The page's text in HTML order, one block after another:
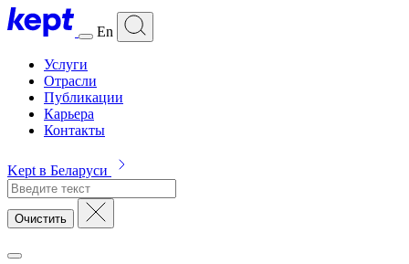
En
Услуги
Отрасли
Публикации
Карьера
Контакты
Kept в Беларуси
Очистить